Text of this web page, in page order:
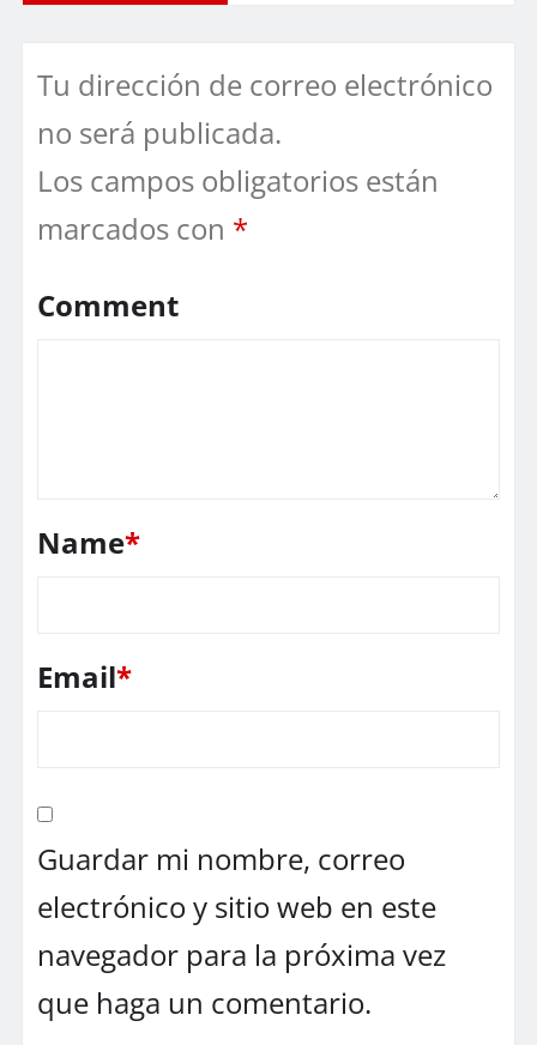
Tu dirección de correo electrónico
no será publicada.
Los campos obligatorios están
marcados con *
Comment
Name*
Email*
Guardar mi nombre, correo
electrónico y sitio web en este
navegador para la próxima vez
que haga un comentario.